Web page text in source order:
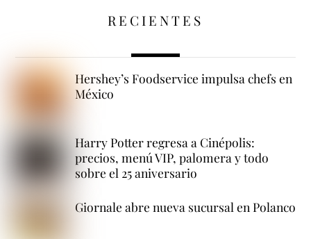
RECIENTES
Hershey’s Foodservice impulsa chefs en
México
Harry Potter regresa a Cinépolis:
precios, menú VIP, palomera y todo
sobre el 25 aniversario
Giornale abre nueva sucursal en Polanco